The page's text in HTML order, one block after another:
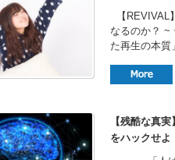
【REVIVAL
なるのか？ ~
た再生の本
【残酷な真
をハックせよ